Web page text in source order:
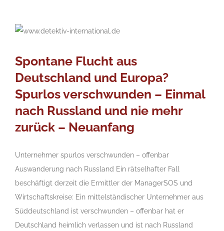
Spontane Flucht aus
Deutschland und Europa?
Spurlos verschwunden – Einmal
nach Russland und nie mehr
zurück – Neuanfang
Unternehmer spurlos verschwunden – offenbar
Auswanderung nach Russland Ein rätselhafter Fall
beschäftigt derzeit die Ermittler der ManagerSOS und
Wirtschaftskreise: Ein mittelständischer Unternehmer aus
Süddeutschland ist verschwunden – offenbar hat er
Deutschland heimlich verlassen und ist nach Russland